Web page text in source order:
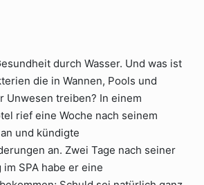
durch Wasser. Und was ist
die in Wannen, Pools und
Unwesen treiben? In einem
rief eine Woche nach seinem
und kündigte
an. Zwei Tage nach seiner
SPA habe er eine